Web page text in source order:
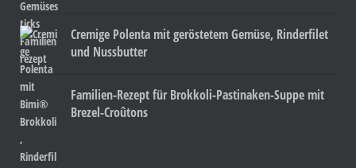
Cremige Polenta mit geröstetem Gemüse, Rinderfilet
und Nussbutter
Familien-Rezept für Brokkoli-Pastinaken-Suppe mit
Brezel-Croûtons